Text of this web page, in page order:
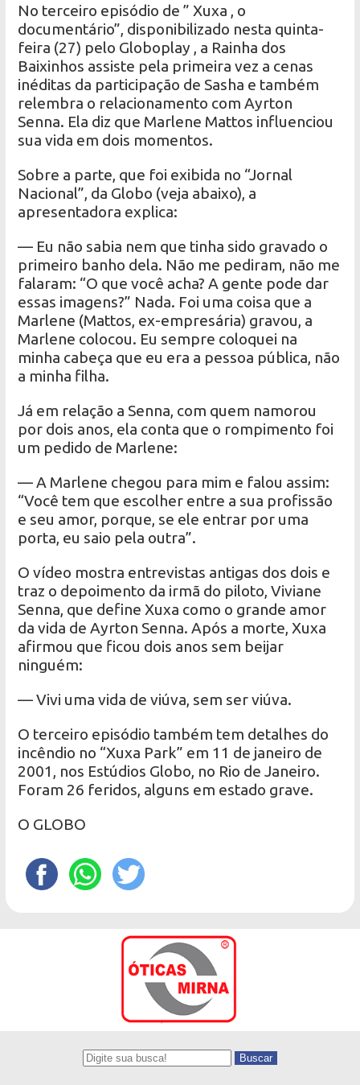
No terceiro episódio de ” Xuxa , o
documentário”, disponibilizado nesta quinta-
feira (27) pelo Globoplay , a Rainha dos
Baixinhos assiste pela primeira vez a cenas
inéditas da participação de Sasha e também
relembra o relacionamento com Ayrton
Senna. Ela diz que Marlene Mattos influenciou
sua vida em dois momentos.
Sobre a parte, que foi exibida no “Jornal
Nacional”, da Globo (veja abaixo), a
apresentadora explica:
— Eu não sabia nem que tinha sido gravado o
primeiro banho dela. Não me pediram, não me
falaram: “O que você acha? A gente pode dar
essas imagens?” Nada. Foi uma coisa que a
Marlene (Mattos, ex-empresária) gravou, a
Marlene colocou. Eu sempre coloquei na
minha cabeça que eu era a pessoa pública, não
a minha filha.
Já em relação a Senna, com quem namorou
por dois anos, ela conta que o rompimento foi
um pedido de Marlene:
— A Marlene chegou para mim e falou assim:
“Você tem que escolher entre a sua profissão
e seu amor, porque, se ele entrar por uma
porta, eu saio pela outra”.
O vídeo mostra entrevistas antigas dos dois e
traz o depoimento da irmã do piloto, Viviane
Senna, que define Xuxa como o grande amor
da vida de Ayrton Senna. Após a morte, Xuxa
afirmou que ficou dois anos sem beijar
ninguém:
— Vivi uma vida de viúva, sem ser viúva.
O terceiro episódio também tem detalhes do
incêndio no “Xuxa Park” em 11 de janeiro de
2001, nos Estúdios Globo, no Rio de Janeiro.
Foram 26 feridos, alguns em estado grave.
O GLOBO
Buscar